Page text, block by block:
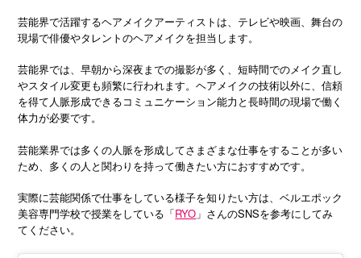
芸能界で活躍するヘアメイクアーティストは、テレビや映画、舞台の
現場で俳優やタレントのヘアメイクを担当します。
芸能界では、早朝から深夜までの撮影が多く、短時間でのメイク直し
やスタイル変更も頻繁に行われます。ヘアメイクの技術以外に、信頼
を得て人脈形成できるコミュニケーション能力と長時間の現場で働く
体力が必要です。
芸能業界では多くの人脈を形成してさまざまな仕事をすることが多い
ため、多くの人と関わりを持って働きたい方におすすめです。
実際に芸能関係で仕事をしている様子を知りたい方は、ベルエポック
美容専門学校で授業をしている「RYO 」さんのSNSを参考にしてみ
てください。